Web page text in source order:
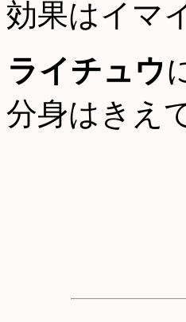
効果はイマ
ライチュウ
分身はきえ